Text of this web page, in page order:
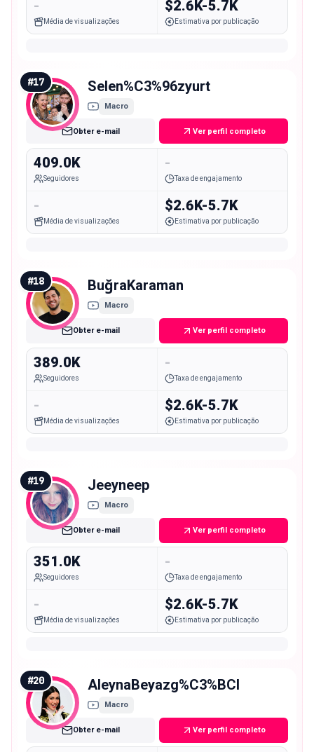
-
Média de visualizações
$2.6K-5.7K
Estimativa por publicação
#17 Selen%C3%96zyurt
Macro
Obter e-mail Ver perfil completo
409.0K
Seguidores
-
Taxa de engajamento
-
Média de visualizações
$2.6K-5.7K
Estimativa por publicação
#18 BuğraKaraman
Macro
Obter e-mail Ver perfil completo
389.0K
Seguidores
-
Taxa de engajamento
-
Média de visualizações
$2.6K-5.7K
Estimativa por publicação
#19 Jeeyneep
Macro
Obter e-mail Ver perfil completo
351.0K
Seguidores
-
Taxa de engajamento
-
Média de visualizações
$2.6K-5.7K
Estimativa por publicação
#20 AleynaBeyazg%C3%BCl
Macro
Obter e-mail Ver perfil completo